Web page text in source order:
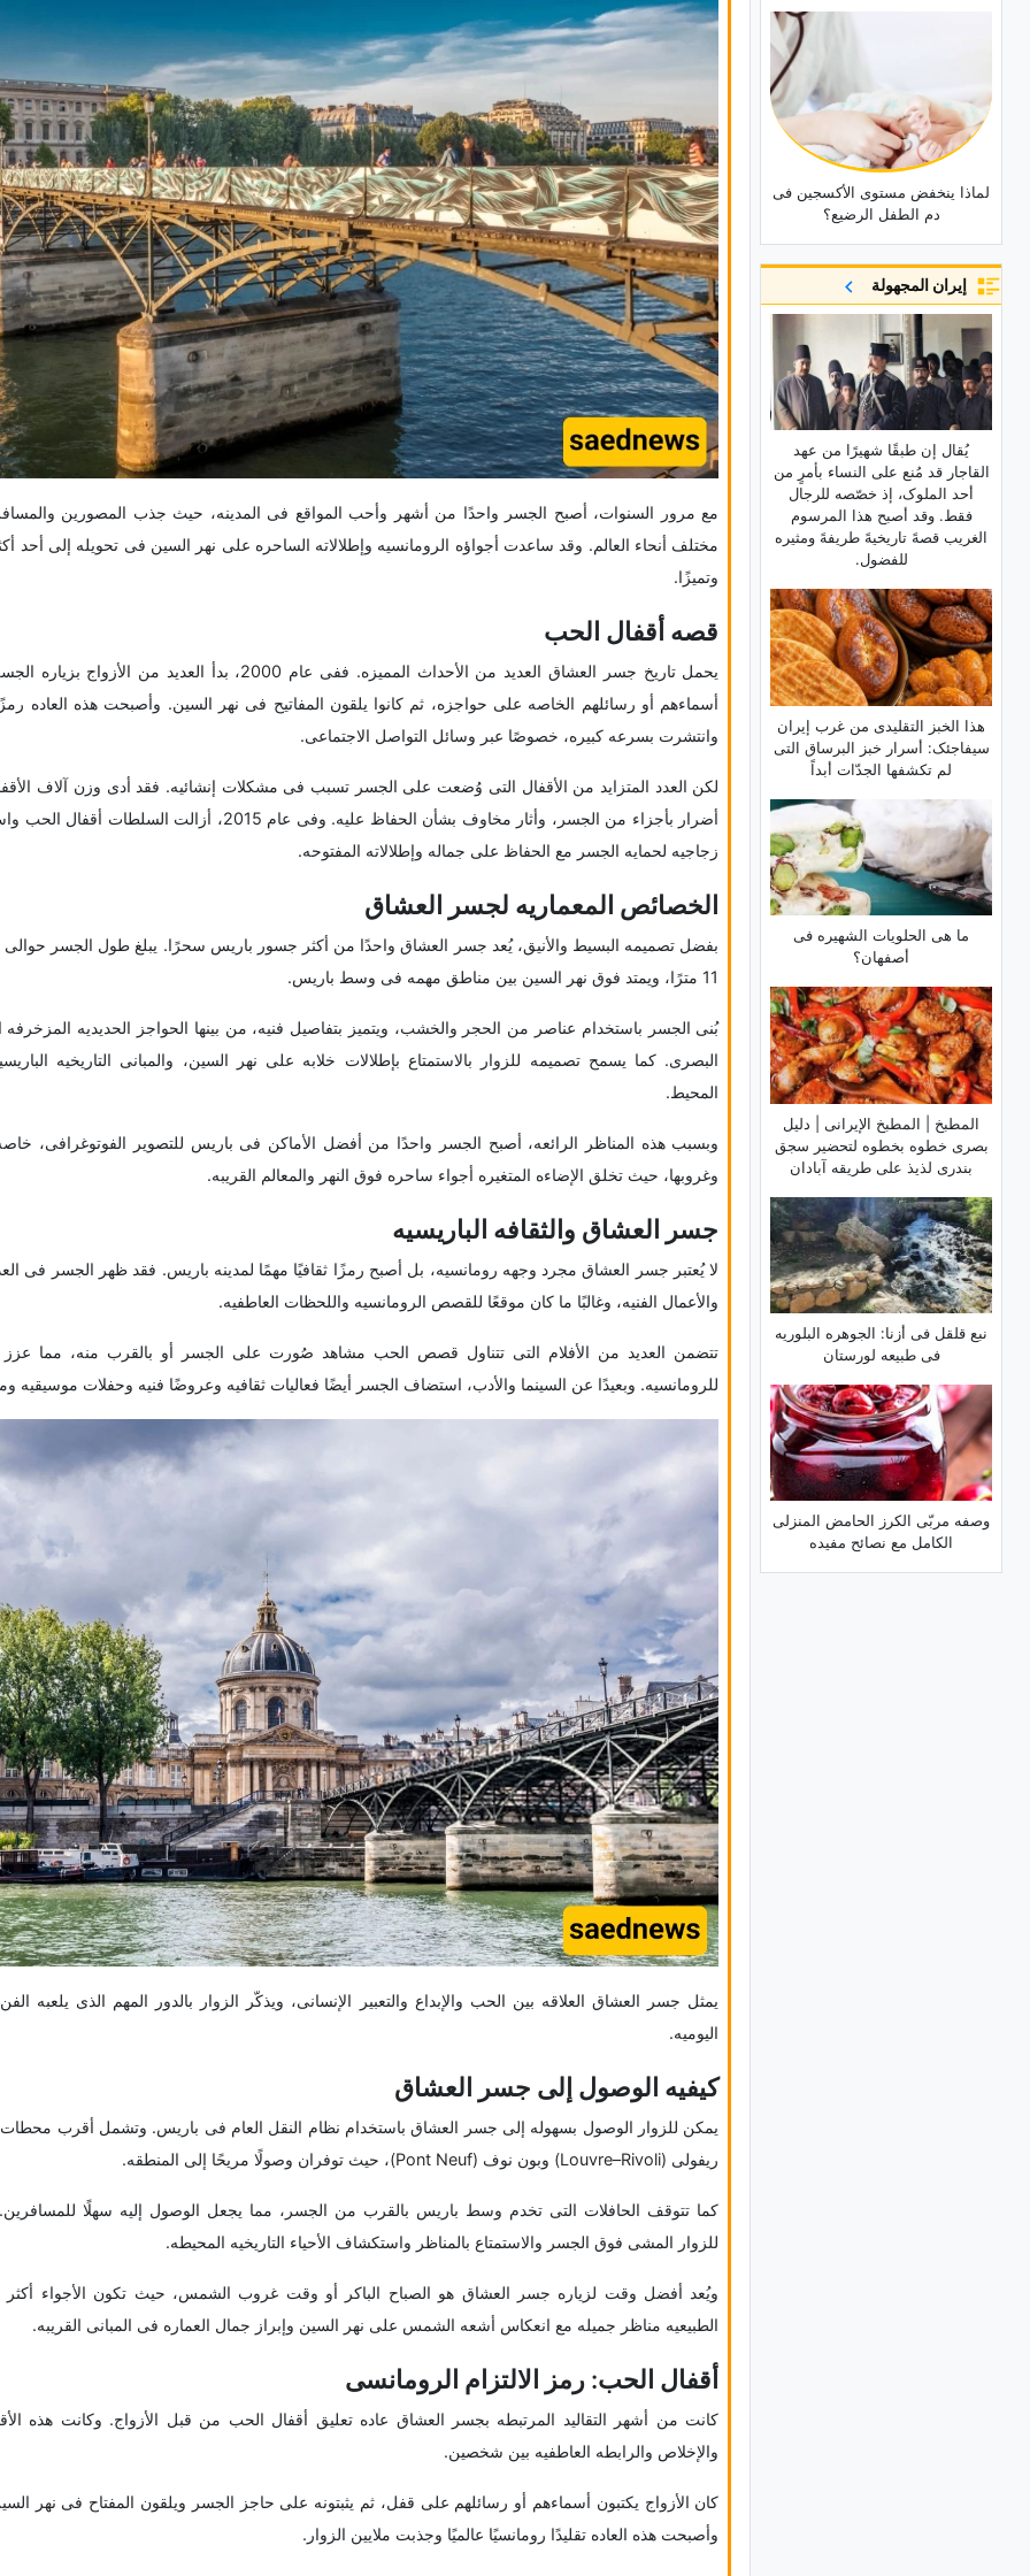
مع مرور السنوات، أصبح الجسر واحدًا من أشهر وأحب المواقع فی المدینه، حیث جذب المصورین
مختلف أنحاء العالم. وقد ساعدت أجواؤه الرومانسیه وإطلالاته الساحره على نهر السین فی تحویله إلى أحد
وتمیزًا.
قصه أقفال الحب
یحمل تاریخ جسر العشاق العدید من الأحداث الممیزه. ففی عام 2000، بدأ
أسماءهم أو رسائلهم الخاصه على حواجزه، ثم کانوا یلقون المفاتیح فی نهر السین. وأصبحت هذه العاده
وانتشرت بسرعه کبیره، خصوصًا عبر وسائل التواصل الاجتماعی.
لکن العدد المتزاید من الأقفال التی وُضعت على الجسر تسبب فی مشکلات إنشائیه. فقد أدى وزن آلاف
أضرار بأجزاء من الجسر، وأثار مخاوف بشأن الحفاظ علیه. وفی عام 2015،
زجاجیه لحمایه الجسر مع الحفاظ على جماله وإطلالاته المفتوحه.
الخصائص المعماریه لجسر العشاق
11 مترًا، ویمتد فوق نهر السین بین مناطق مهمه فی وسط باریس.
بُنی الجسر باستخدام عناصر من الحجر والخشب، ویتمیز بتفاصیل فنیه، من بینها الحواجز الحدیدیه
البصری. کما یسمح تصمیمه للزوار بالاستمتاع بإطلالات خلابه على نهر السین، والمبانی التاریخیه
المحیط.
وبسبب هذه المناظر الرائعه، أصبح الجسر واحدًا من أفضل الأماکن فی باریس للتصویر الفوتوغرافی،
وغروبها، حیث تخلق الإضاءه المتغیره أجواء ساحره فوق النهر والمعالم القریبه.
جسر العشاق والثقافه الباریسیه
لا یُعتبر جسر العشاق مجرد وجهه رومانسیه، بل أصبح رمزًا ثقافیًا مهمًا لمدینه باریس. فقد ظهر الجسر فی
والأعمال الفنیه، وغالبًا ما کان موقعًا للقصص الرومانسیه واللحظات العاطفیه.
تتضمن العدید من الأفلام التی تتناول قصص الحب مشاهد صُورت على الجسر أو بالقرب منه، مما عزز
للرومانسیه. وبعیدًا عن السینما والأدب، استضاف الجسر أیضًا فعالیات ثقافیه وعروضًا فنیه وحفلات موسیقیه
یمثل جسر العشاق العلاقه بین الحب والإبداع والتعبیر الإنسانی، ویذکّر الزوار بالدور المهم الذی یلعبه
الیومیه.
کیفیه الوصول إلى جسر العشاق
یمکن للزوار الوصول بسهوله إلى جسر العشاق باستخدام نظام النقل العام فی باریس. وتشمل أقرب
ریفولی (Louvre–Rivoli) وبون نوف (Pont Neuf)، حیث توفران وصولًا مریحًا إلى المنطقه.
کما تتوقف الحافلات التی تخدم وسط باریس بالقرب من الجسر، مما یجعل الوصول إلیه سهلًا
للزوار المشی فوق الجسر والاستمتاع بالمناظر واستکشاف الأحیاء التاریخیه المحیطه.
ویُعد أفضل وقت لزیاره جسر العشاق هو الصباح الباکر أو وقت غروب الشمس، حیث تکون الأجواء أکثر
الطبیعیه مناظر جمیله مع انعکاس أشعه الشمس على نهر السین وإبراز جمال العماره فی المبانی القریبه.
أقفال الحب: رمز الالتزام الرومانسی
کانت من أشهر التقالید المرتبطه بجسر العشاق عاده تعلیق أقفال الحب من قبل الأزواج. وکانت هذه
والإخلاص والرابطه العاطفیه بین شخصین.
کان الأزواج یکتبون أسماءهم أو رسائلهم على قفل، ثم یثبتونه على حاجز الجسر ویلقون المفتاح فی نهر
وأصبحت هذه العاده تقلیدًا رومانسیًا عالمیًا وجذبت ملایین الزوار.
لماذا ینخفض مستوى الأکسجین فی
دم الطفل الرضیع؟
إيران المجهولة
یُقال إن طبقًا شهیرًا من عهد
القاجار قد مُنع على النساء بأمرٍ من
أحد الملوک، إذ خصّصه للرجال
فقط. وقد أصبح هذا المرسوم
الغریب قصهً تاریخیهً طریفهً ومثیره
للفضول.
هذا الخبز التقلیدی من غرب إیران
سیفاجئک: أسرار خبز البرساق التی
لم تکشفها الجدّات أبداً
ما هی الحلویات الشهیره فی
أصفهان؟
المطبخ | المطبخ الإیرانی | دلیل
بصری خطوه بخطوه لتحضیر سجق
بندری لذیذ على طریقه آبادان
نبع قلقل فی أزنا: الجوهره البلوریه
فی طبیعه لورستان
وصفه مربّى الکرز الحامض المنزلی
الکامل مع نصائح مفیده